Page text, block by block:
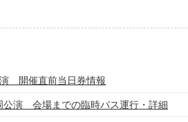
開催直前当日券情報
演 会場までの臨時バス運行・詳細